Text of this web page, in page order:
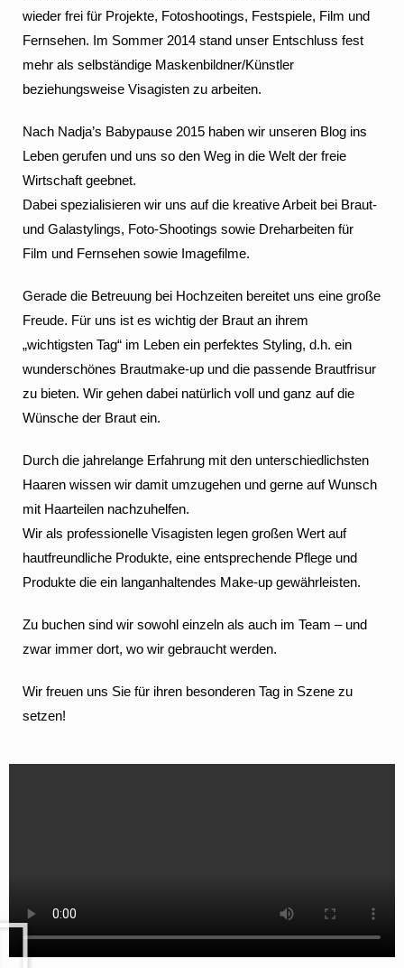
wieder frei für Projekte, Fotoshootings, Festspiele, Film und
Fernsehen. Im Sommer 2014 stand unser Entschluss fest
mehr als selbständige Maskenbildner/Künstler
beziehungsweise Visagisten zu arbeiten.
Nach Nadja’s Babypause 2015 haben wir unseren Blog ins
Leben gerufen und uns so den Weg in die Welt der freie
Wirtschaft geebnet.
Dabei spezialisieren wir uns auf die kreative Arbeit bei Braut-
und Galastylings, Foto-Shootings sowie Dreharbeiten für
Film und Fernsehen sowie Imagefilme.
Gerade die Betreuung bei Hochzeiten bereitet uns eine große
Freude. Für uns ist es wichtig der Braut an ihrem
„wichtigsten Tag“ im Leben ein perfektes Styling, d.h. ein
wunderschönes Brautmake-up und die passende Brautfrisur
zu bieten. Wir gehen dabei natürlich voll und ganz auf die
Wünsche der Braut ein.
Durch die jahrelange Erfahrung mit den unterschiedlichsten
Haaren wissen wir damit umzugehen und gerne auf Wunsch
mit Haarteilen nachzuhelfen.
Wir als professionelle Visagisten legen großen Wert auf
hautfreundliche Produkte, eine entsprechende Pflege und
Produkte die ein langanhaltendes Make-up gewährleisten.
Zu buchen sind wir sowohl einzeln als auch im Team – und
zwar immer dort, wo wir gebraucht werden.
Wir freuen uns Sie für ihren besonderen Tag in Szene zu
setzen!